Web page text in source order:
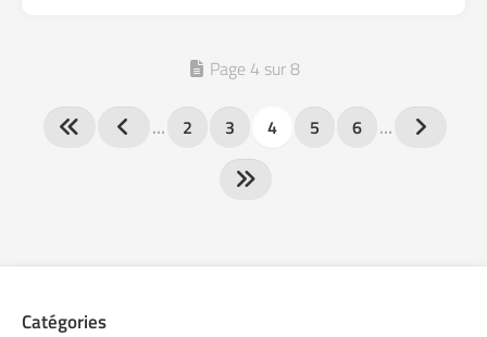
Page 4 sur 8
… 2 3 4 5 6 …
Catégories